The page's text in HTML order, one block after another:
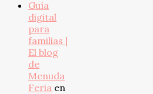
Guía
digital
para
familias |
El blog
de
Menuda
Feria en